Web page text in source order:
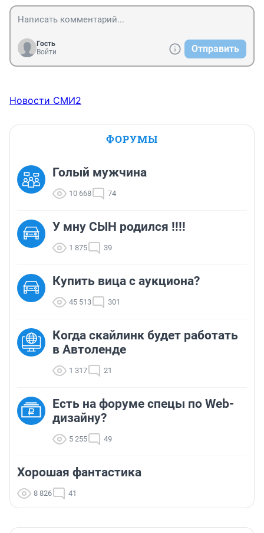
Гость
Войти
Отправить
Новости СМИ2
ФОРУМЫ
Голый мужчина
10 668 74
У мну СЫН родился !!!!
1 875 39
Купить вица с аукциона?
45 513 301
Когда скайлинк будет работать
в Автоленде
1 317 21
Есть на форуме спецы по Web-
дизайну?
5 255 49
Хорошая фантастика
8 826 41